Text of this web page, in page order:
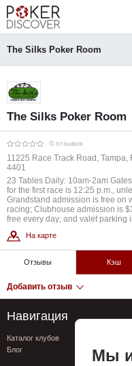
The Silks Poker Room
The Silks Poker Room
0 отзывов
11225 Race Track Road,
4401
23 Tables Daily: 10am-2am
for the first race is 12:25 p.m.,
Grandstand admission is free on
racing; Clubhouse admission is
free every day; and valet parking
На карте
Отзывы Кэш
Добавить отзыв
Навигация
Каталог клубов
Блог
Мы